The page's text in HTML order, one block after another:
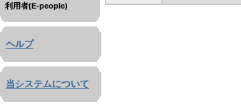
利用者(E-people)
ヘルプ
当システムについて